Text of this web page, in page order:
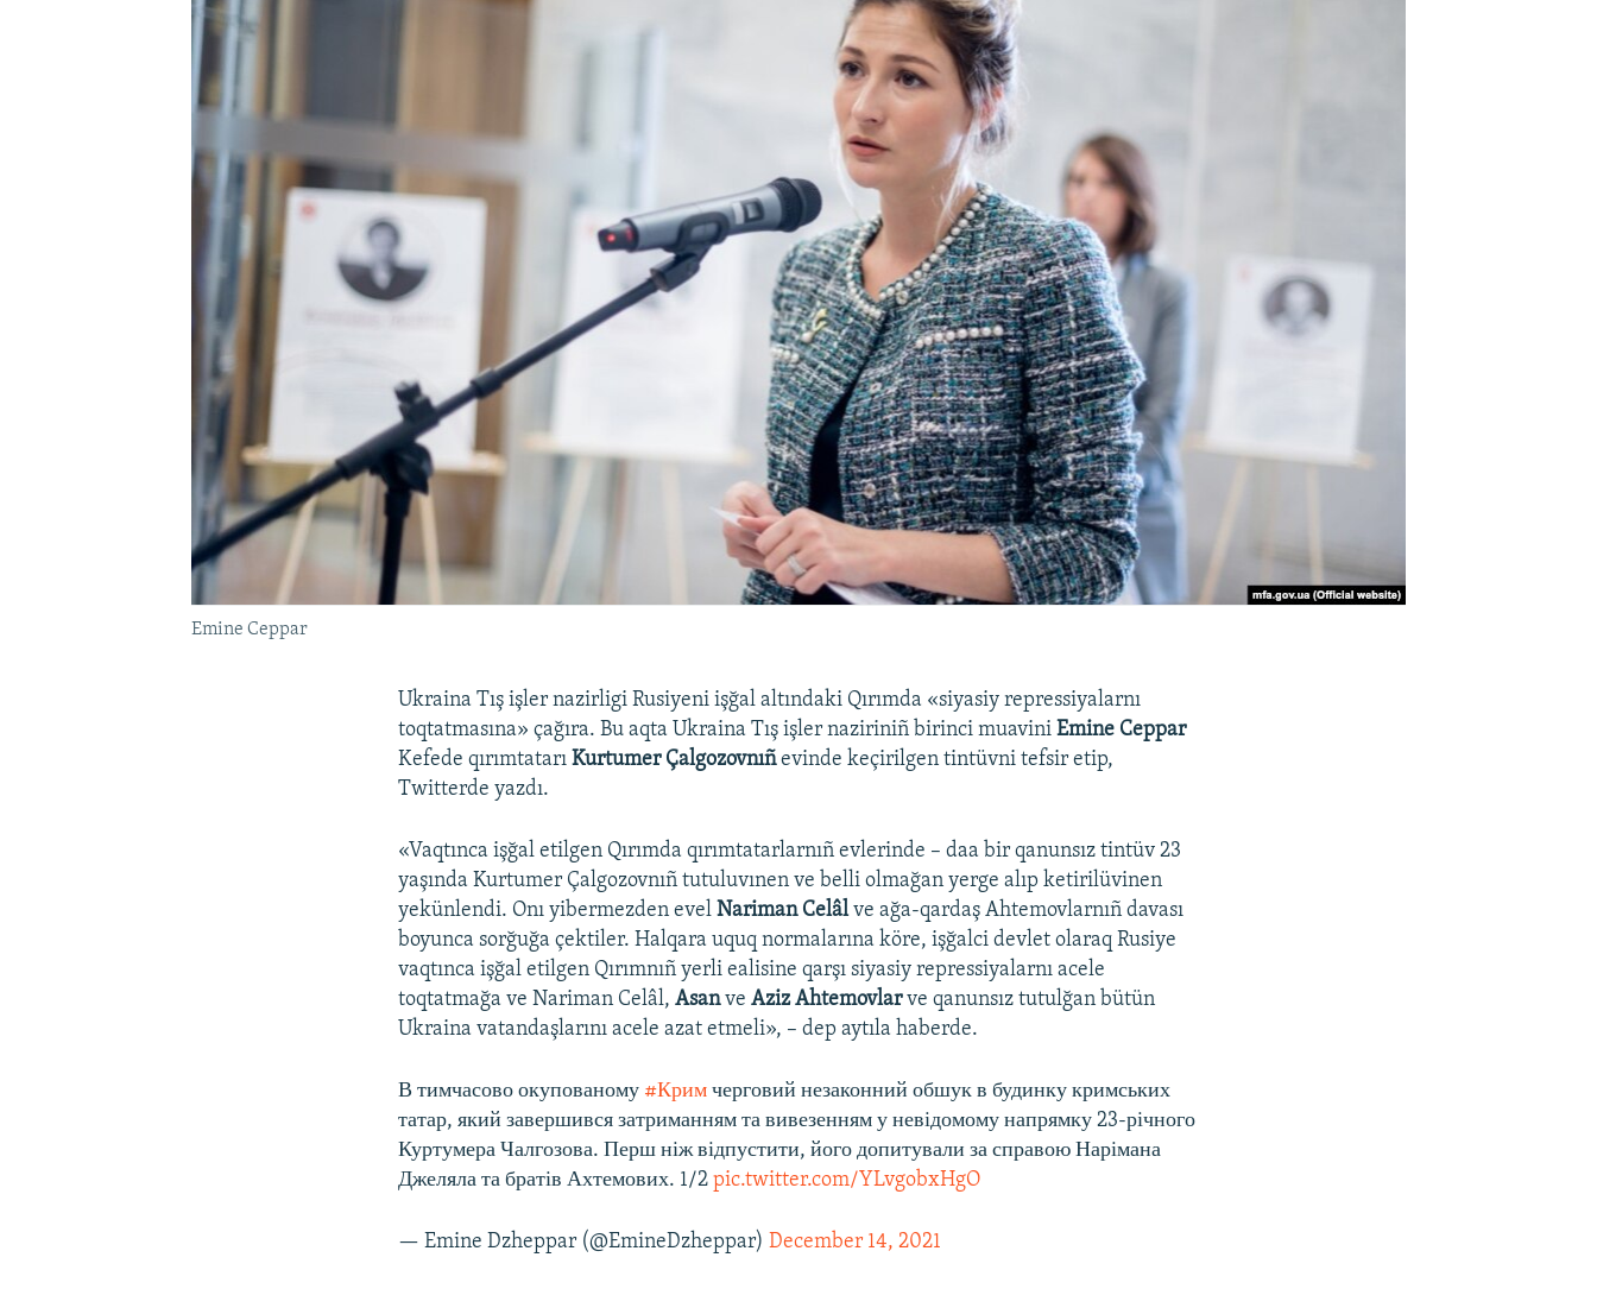
Emine Ceppar
Ukraina Tış işler nazirligi Rusiyeni işğal altındaki Qırımda «siyasiy repressiyalarnı
toqtatmasına» çağıra. Bu aqta Ukraina Tış işler naziriniñ birinci muaviniEmine Ceppar
Kefede qırımtatarıKurtumer Çalgozovnıñevinde keçirilgen tintüvni tefsir etip,
Twitterde yazdı.
«Vaqtınca işğal etilgen Qırımda qırımtatarlarnıñ evlerinde – daa bir qanunsız tintüv 23
yaşında Kurtumer Çalgozovnıñ tutuluvınen ve belli olmağan yerge alıp ketirilüvinen
yekünlendi. Onı yibermezden evel Nariman Celâlve ağa-qardaş Ahtemovlarnıñ davası
boyunca sorğuğa çektiler. Halqara uquq normalarına köre, işğalci devlet olaraq Rusiye
vaqtınca işğal etilgen Qırımnıñ yerli ealisine qarşı siyasiy repressiyalarnı acele
toqtatmağa ve Nariman Celâl,AsanveAziz Ahtemovlarve qanunsız tutulğan bütün
Ukraina vatandaşlarını acele azat etmeli», – dep aytıla haberde.
В тимчасово окупованому #Крим черговий незаконний обшук в будинку кримських
татар, який завершився затриманням та вивезенням у невідомому напрямку 23-річного
Куртумера Чалгозова. Перш ніж відпустити, його допитували за справою Нарімана
Джеляла та братів Ахтемових. 1/2pic.twitter.com/YLvgobxHgO
— Emine Dzheppar (@EmineDzheppar)December 14, 2021